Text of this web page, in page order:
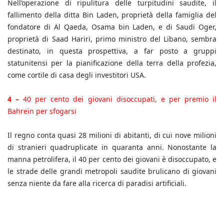
Nell’operazione di ripulitura delle turpitudini saudite, il
fallimento della ditta Bin Laden, proprietà della famiglia del
fondatore di Al Qaeda, Osama bin Laden, e di Saudi Oger,
proprietà di Saad Hariri, primo ministro del Libano, sembra
destinato, in questa prospettiva, a far posto a gruppi
statunitensi per la pianificazione della terra della profezia,
come cortile di casa degli investitori USA.
4 – 40 per cento dei giovani disoccupati, e per premio il
Bahreïn per sfogarsi
Il regno conta quasi 28 milioni di abitanti, di cui nove milioni
di stranieri quadruplicate in quaranta anni. Nonostante la
manna petrolifera, il 40 per cento dei giovani è disoccupato, e
le strade delle grandi metropoli saudite brulicano di giovani
senza niente da fare alla ricerca di paradisi artificiali.